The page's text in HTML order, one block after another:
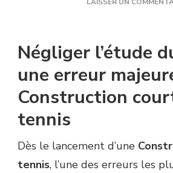
LAISSER UN
Négliger l’étude
une erreur
Construction
tennis
Dès le lancement d’une
tennis, l’une des erreurs les